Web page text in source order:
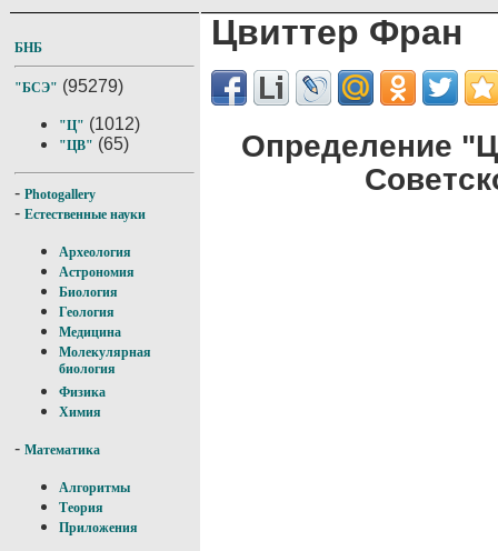
БНБ
"БСЭ" (95279)
"Ц" (1012)
"ЦВ" (65)
- Photogallery
- Естественные науки
Археология
Астрономия
Биология
Геология
Медицина
Молекулярная
биология
Физика
Химия
- Математика
Алгоритмы
Теория
Приложения
Цвиттер Фран
Определение